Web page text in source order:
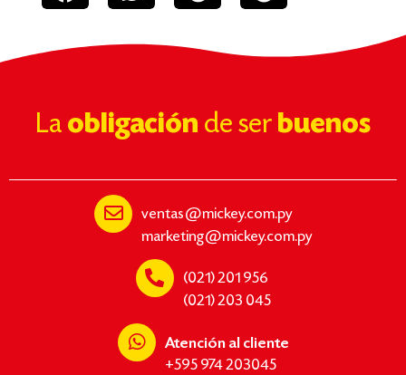
La obligación de ser buenos
ventas@mickey.com.py
marketing@mickey.com.py
(021) 201 956
(021) 203 045
Atención al cliente
+595 974 203045